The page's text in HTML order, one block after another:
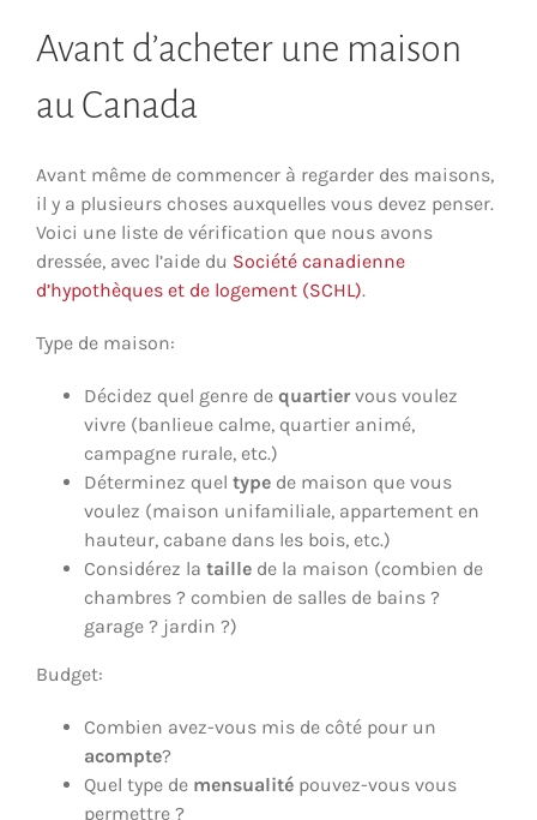
Avant d’acheter une maison
au Canada
Avant même de commencer à regarder des maisons,
il y a plusieurs choses auxquelles vous devez penser.
Voici une liste de vérification que nous avons
dressée, avec l’aide du Société canadienne
d’hypothèques et de logement (SCHL).
Type de maison:
Décidez quel genre de quartier vous voulez
vivre (banlieue calme, quartier animé,
campagne rurale, etc.)
Déterminez quel type de maison que vous
voulez (maison unifamiliale, appartement en
hauteur, cabane dans les bois, etc.)
Considérez la taille de la maison (combien de
chambres ? combien de salles de bains ?
garage ? jardin ?)
Budget:
Combien avez-vous mis de côté pour un
acompte?
Quel type de mensualité pouvez-vous vous
permettre ?